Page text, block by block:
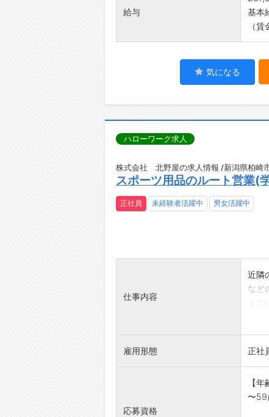
給与
基本
（
気になる
ハローワーク求人
株式会社 北野屋の求人情報 /新潟県柏崎
スポーツ用品のルート営業(
正社員 未経験者活躍中 男女活躍中
仕事内容
近隣
など
・商
残
年
雇用形態 正社
応募資格
【
〜59